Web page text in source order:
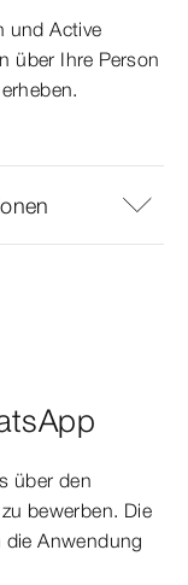
und Active
über Ihre Person
über den
bewerben. Die
Anwendung